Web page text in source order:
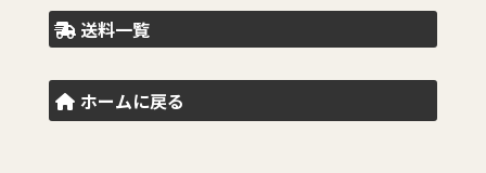
送料一覧
ホームに戻る